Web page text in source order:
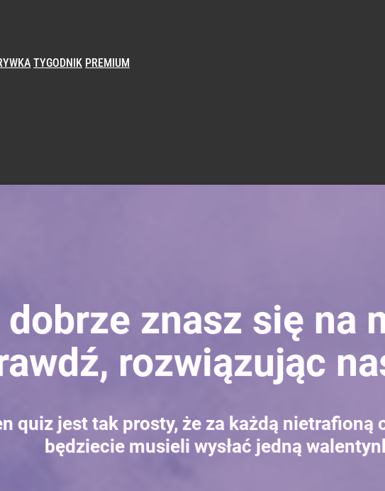
TYGODNIK PREMIUM
znasz się na
rozwiązując
quiz jest tak prosty, że za każdą nietrafioną
będziecie musieli wysłać jedną